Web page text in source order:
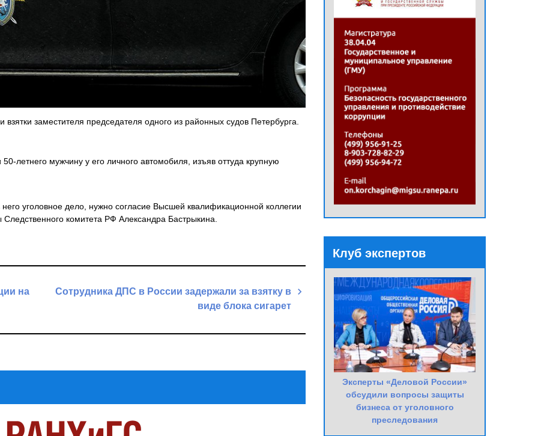
заместителя председателя одного из районных судов Петербурга.
летнего мужчину у его личного автомобиля, изъяв оттуда крупную
уголовное дело, нужно согласие Высшей квалификационной коллегии
Следственного комитета РФ Александра Бастрыкина.
на
Сотрудника ДПС в России задержали за взятку в
виде блока сигарет
Клуб экспертов
Эксперты «Деловой России»
обсудили вопросы защиты
бизнеса от уголовного
преследования